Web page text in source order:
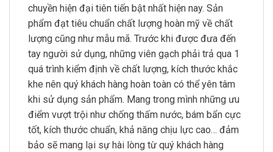
chuyền hiện đại tiên tiến bật nhất hiện nay. Sản
phẩm đạt tiêu chuẩn chất lượng hoàn mỹ về chất
lượng cũng như mẫu mã. Trước khi được đưa đến
tay người sử dụng, những viên gạch phải trả qua 1
quá trình kiểm định về chất lượng, kích thước khắc
khe nên quý khách hàng hoàn toàn có thể yên tâm
khi sử dụng sản phẩm. Mang trong mình những ưu
điểm vượt trội như chống thấm nước, bám bẩn cực
tốt, kích thước chuẩn, khả năng chịu lực cao… đảm
bảo sẽ mang lại sự hài lòng từ quý khách hàng